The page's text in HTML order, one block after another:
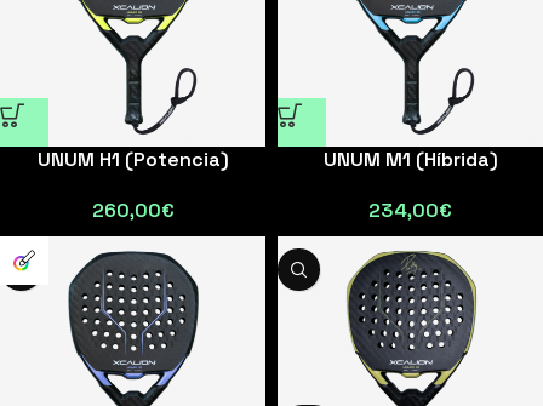
UNUM H1 (Potencia)
260,00€
UNUM M1 (Híbrida)
234,00€